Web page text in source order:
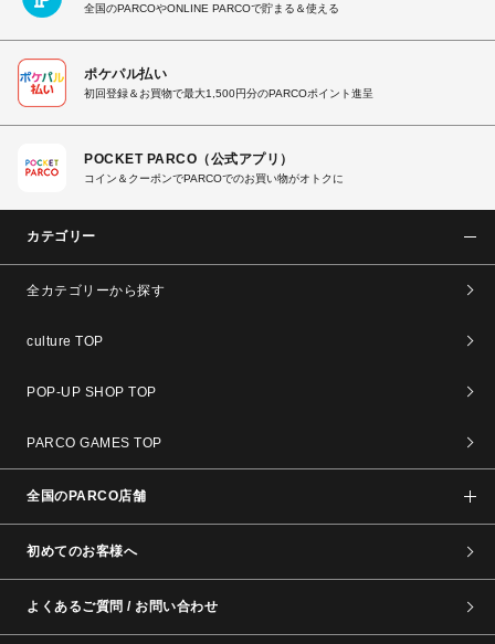
全国のPARCOやONLINE PARCOで貯まる＆使える
ポケパル払い
初回登録＆お買物で最大1,500円分のPARCOポイント進呈
POCKET PARCO（公式アプリ）
コイン＆クーポンでPARCOでのお買い物がオトクに
カテゴリー
全カテゴリーから探す
culture TOP
POP-UP SHOP TOP
PARCO GAMES TOP
全国のPARCO店舗
初めてのお客様へ
よくあるご質問 / お問い合わせ